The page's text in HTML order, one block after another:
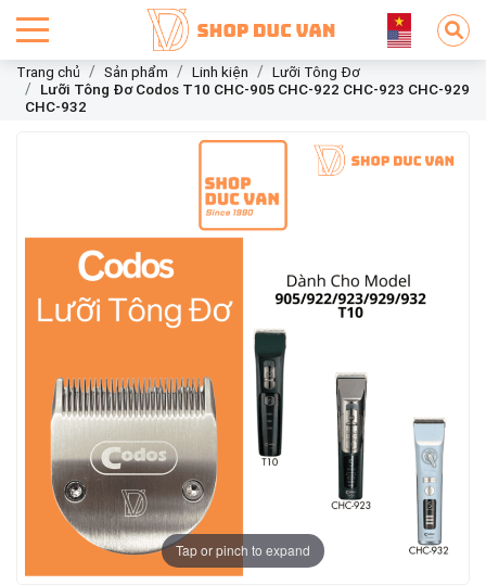
Trang chủ Sản phẩm Linh kiện
Lưỡi Tông Đơ
Lưỡi Tông Đơ Codos T10 CHC-905 CHC-922 CHC-923 CHC-929
CHC-932
Tap or pinch to expand